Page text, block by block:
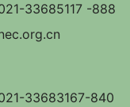
33685117 -888
33683167-840